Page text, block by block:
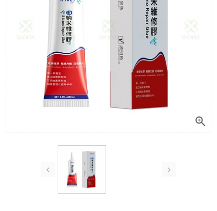

 